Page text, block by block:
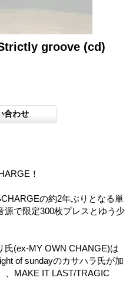
groove (cd)
！
の約2年ぶりとなる単
で限定300枚プレスとゆう少
氏(ex-MY OWN CHANGE)は
of sundayのカサハラ氏が加
、MAKE IT LAST/TRAGIC